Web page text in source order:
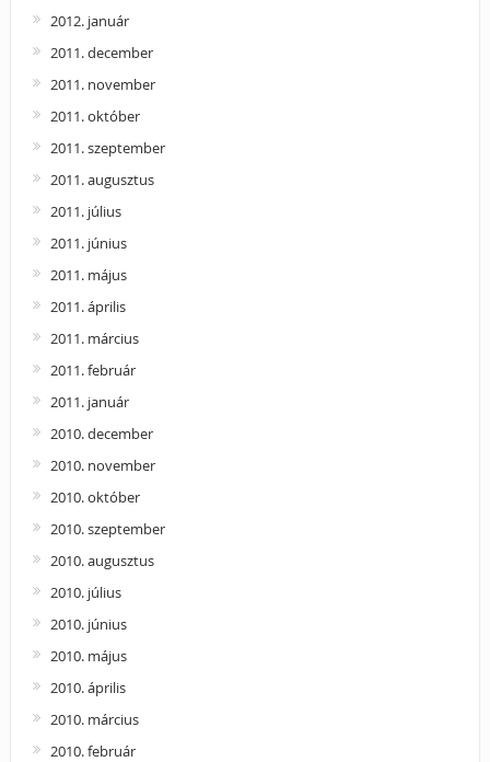
2012. január
2011. december
2011. november
2011. október
2011. szeptember
2011. augusztus
2011. július
2011. június
2011. május
2011. április
2011. március
2011. február
2011. január
2010. december
2010. november
2010. október
2010. szeptember
2010. augusztus
2010. július
2010. június
2010. május
2010. április
2010. március
2010. február